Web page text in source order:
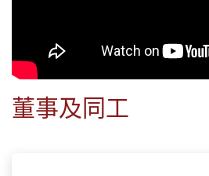
董事及同工